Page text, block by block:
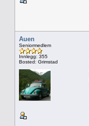
Auen
Seniormedlem
Innlegg: 355
Bosted: Grimstad